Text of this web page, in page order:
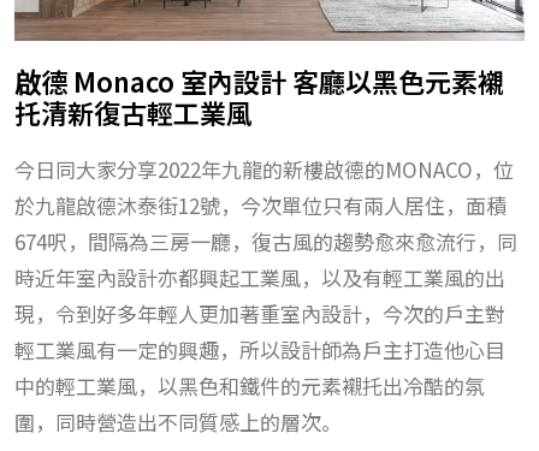
啟德 Monaco 室內設計 客廳以黑色元素襯
托清新復古輕工業風
今日同大家分享2022年九龍的新樓啟德的MONACO，位
於九龍啟德沐泰街12號，今次單位只有兩人居住，面積
674呎，間隔為三房一廳，復古風的趨勢愈來愈流行，同
時近年室內設計亦都興起工業風，以及有輕工業風的出
現，令到好多年輕人更加著重室內設計，今次的戶主對
輕工業風有一定的興趣，所以設計師為戶主打造他心目
中的輕工業風，以黑色和鐵件的元素襯托出冷酷的氛
圍，同時營造出不同質感上的層次。